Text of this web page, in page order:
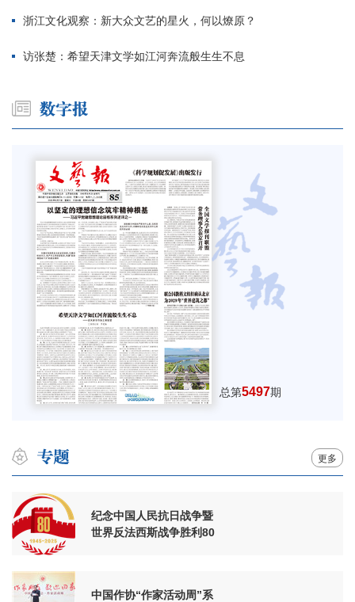
浙江文化观察：新大众文艺的星火，何以燎原？
访张楚：希望天津文学如江河奔流般生生不息
总第5497期
更多
纪念中国人民抗日战争暨
世界反法西斯战争胜利80
中国作协“作家活动周”系